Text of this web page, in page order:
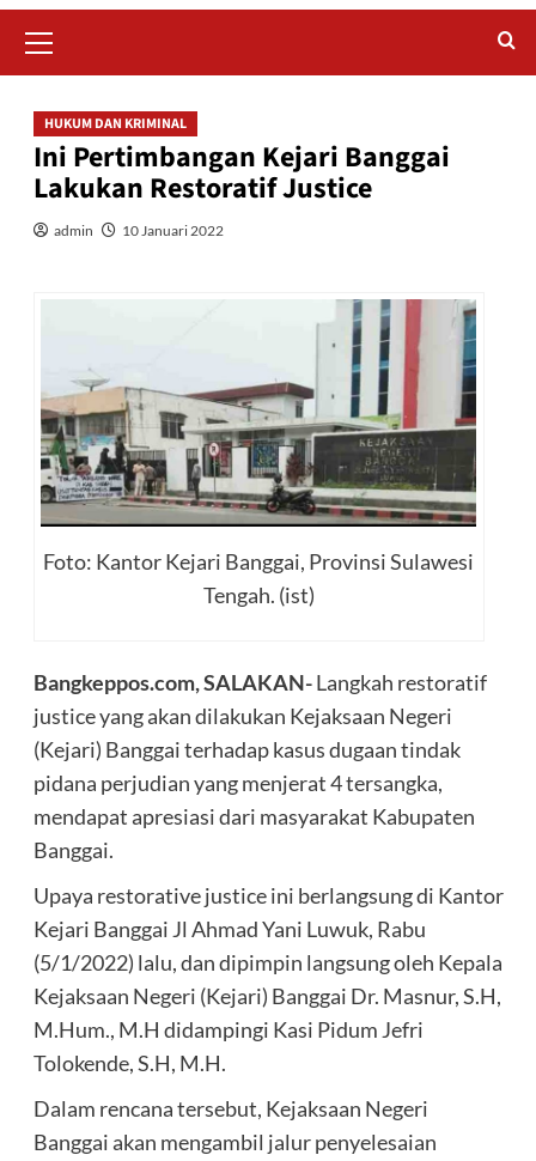
Menu
HUKUM DAN KRIMINAL
Ini Pertimbangan Kejari Banggai
Lakukan Restoratif Justice
admin 10 Januari 2022
Foto: Kantor Kejari Banggai, Provinsi Sulawesi
Tengah. (ist)
Bangkeppos.com, SALAKAN-Langkah restoratif
justice yang akan dilakukan Kejaksaan Negeri
(Kejari) Banggai terhadap kasus dugaan tindak
pidana perjudian yang menjerat 4 tersangka,
mendapat apresiasi dari masyarakat Kabupaten
Banggai.
Upaya restorative justice ini berlangsung di Kantor
Kejari Banggai Jl Ahmad Yani Luwuk, Rabu
(5/1/2022) lalu, dan dipimpin langsung oleh Kepala
Kejaksaan Negeri (Kejari) Banggai Dr. Masnur, S.H,
M.Hum., M.H didampingi Kasi Pidum Jefri
Tolokende, S.H, M.H.
Dalam rencana tersebut, Kejaksaan Negeri
Banggai akan mengambil jalur penyelesaian